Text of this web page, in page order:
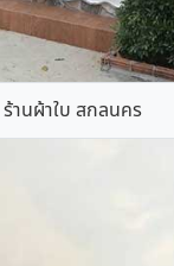
ร้านผ้าใบ สกลนคร